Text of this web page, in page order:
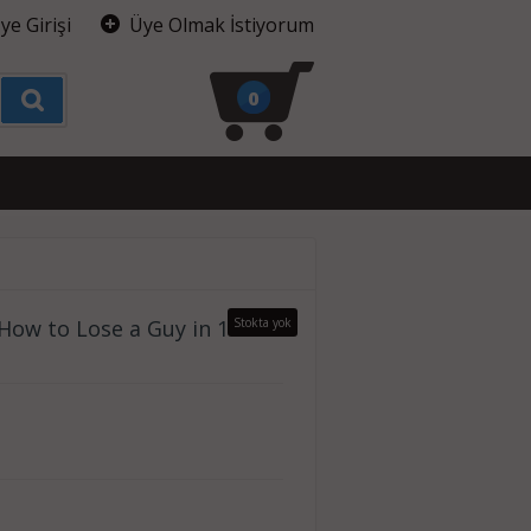
Girişi Üye Olmak İstiyorum
0
Stokta yok
to Lose a Guy in 10